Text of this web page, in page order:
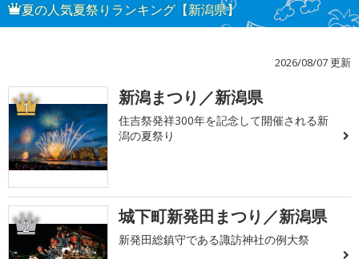
夏の人気夏祭りランキング【新潟県】
2026/08/07 更新
1 新潟まつり／新潟県
住吉祭発祥300年を記念して開催される新
潟の夏祭り
2 城下町新発田まつり／新潟県
新発田総鎮守である諏訪神社の例大祭